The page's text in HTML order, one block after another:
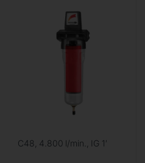
C48, 4.800 l/min., IG 1′